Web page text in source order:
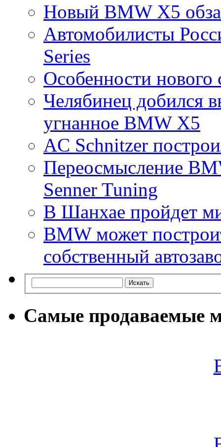
Новый BMW X5
Автомобилисты
Series
Особенности нового
Челябинец добился
угнанное BMW X5
AC Schnitzer
Переосмысление
Senner Tuning
В Шанхае пройдет
BMW может
собственный
Самые продаваемые